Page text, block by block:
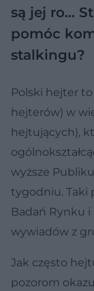
są jej ro…
pomóc
stalkingu?
Polski hejter
hejterów) w
hejtujących),
wyższe
tygodniu. Taki
Badań Rynku
wywiadów z
Jak często
pozorom